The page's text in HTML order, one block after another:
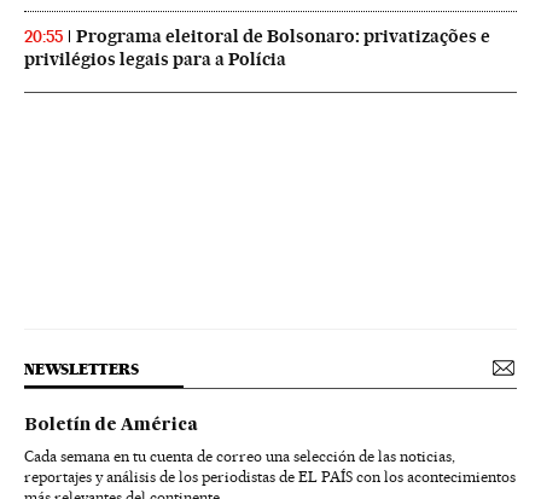
20:55
Programa eleitoral de Bolsonaro: privatizações e
privilégios legais para a Polícia
NEWSLETTERS
Boletín de América
Cada semana en tu cuenta de correo una selección de las noticias,
reportajes y análisis de los periodistas de EL PAÍS con los acontecimientos